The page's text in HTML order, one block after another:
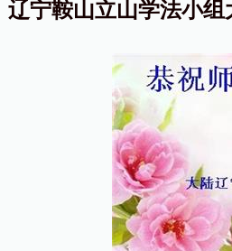
辽宁鞍山立山学法小